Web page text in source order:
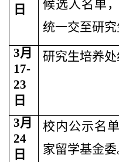
日
候选人名单
统一交至研究
3月
17-
23
日
研究生培养处
3月
24
日
校内公示名
家留学基金委